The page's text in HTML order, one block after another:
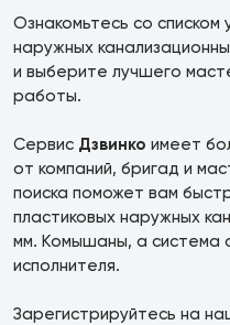
Ознакомьтесь со списком
наружных
и выберите лучшего
работы.
Сервис Дзвинко имеет
от компаний, бригад и
поиска поможет вам
пластиковых наружных
мм. Комышаны, а система
исполнителя.
Зарегистрируйтесь на